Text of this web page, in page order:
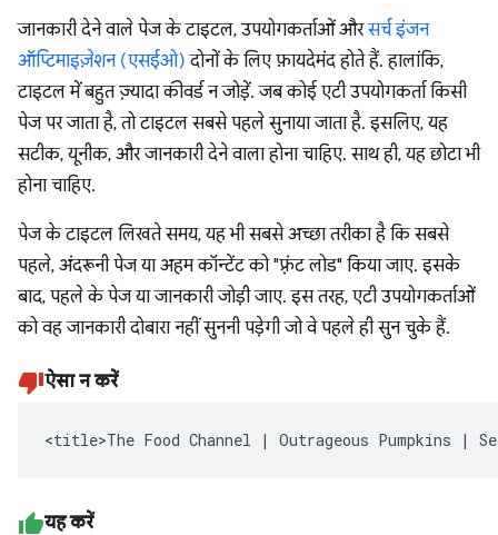
जानकारी देने वाले पेज के टाइटल, उपयोगकर्ताओं औरसर्च इंजन
ऑप्टिमाइज़ेशन (एसईओ) दोनों के लिए फ़ायदेमंद होते हैं. हालांकि,
टाइटल में बहुत ज़्यादा कीवर्ड न जोड़ें. जब कोई एटी उपयोगकर्ता किसी
पेज पर जाता है, तो टाइटल सबसे पहले सुनाया जाता है. इसलिए, यह
सटीक, यूनीक, और जानकारी देने वाला होना चाहिए. साथ ही, यह छोटा भी
होना चाहिए.
पेज के टाइटल लिखते समय, यह भी सबसे अच्छा तरीका है कि सबसे
पहले, अंदरूनी पेज या अहम कॉन्टेंट को "फ़्रंट लोड" किया जाए. इसके
बाद, पहले के पेज या जानकारी जोड़ी जाए. इस तरह, एटी उपयोगकर्ताओं
को वह जानकारी दोबारा नहीं सुननी पड़ेगी जो वे पहले ही सुन चुके हैं.
ऐसा न करें
<title>The Food Channel | Outrageous Pumpkins |
यह करें